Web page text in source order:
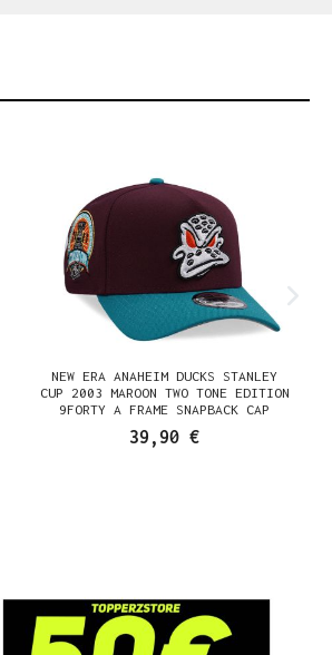
NEW ERA ANAHEIM DUCKS STANLEY
CUP 2003 MAROON TWO TONE EDITION
9FORTY A FRAME SNAPBACK CAP
39,90 €